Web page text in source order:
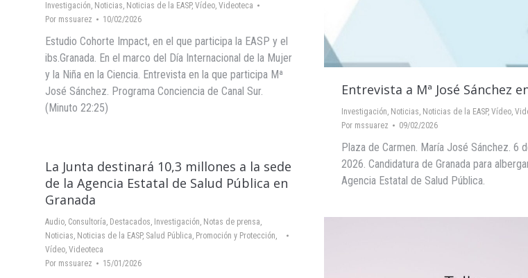
Investigación, Noticias, Noticias de la EASP, Vídeo, Videoteca
Por mssuarez 10/02/2026
Estudio Cohorte Impact, en el que participa la EASP y el
ibs.Granada. En el marco del Día Internacional de la Mujer
y la Niña en la Ciencia. Entrevista en la que participa Mª
José Sánchez. Programa Conciencia de Canal Sur.
(Minuto 22:25)
Entrevista a Mª José Sánchez
Investigación, Noticias, Noticias de la EASP, Vídeo,
Por mssuarez 09/02/2026
Plaza de Carmen. María José Sánchez. 6
2026. Candidatura de Granada para
Agencia Estatal de Salud Pública.
La Junta destinará 10,3 millones a la sede
de la Agencia Estatal de Salud Pública en
Granada
Audio, Consultoría, Destacados, Investigación, Notas de prensa,
Noticias, Noticias de la EASP, Salud Pública, Promoción y Protección,
Vídeo, Videoteca
Por mssuarez 15/01/2026